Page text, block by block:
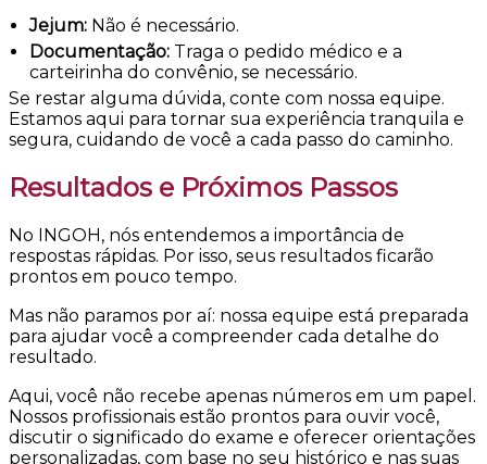
Jejum: Não é necessário.
Documentação: Traga o pedido médico e a
carteirinha do convênio, se necessário.
Se restar alguma dúvida, conte com nossa equipe.
Estamos aqui para tornar sua experiência tranquila e
segura, cuidando de você a cada passo do caminho.
Resultados e Próximos Passos
No INGOH, nós entendemos a importância de
respostas rápidas. Por isso, seus resultados ficarão
prontos em pouco tempo.
Mas não paramos por aí: nossa equipe está preparada
para ajudar você a compreender cada detalhe do
resultado.
Aqui, você não recebe apenas números em um papel.
Nossos profissionais estão prontos para ouvir você,
discutir o significado do exame e oferecer orientações
personalizadas, com base no seu histórico e nas suas